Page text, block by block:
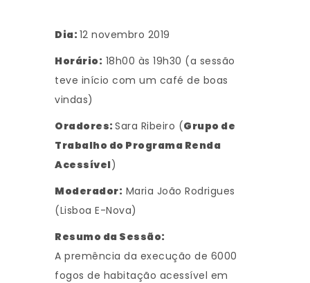
Dia: 12 novembro 2019
Horário: 18h00 às 19h30 (a sessão
teve início com um café de boas
vindas)
Oradores: Sara Ribeiro (Grupo de
Trabalho do Programa Renda
Acessível)
Moderador: Maria João Rodrigues
(Lisboa E-Nova)
Resumo da Sessão:
A premência da execução de 6000
fogos de habitação acessível em